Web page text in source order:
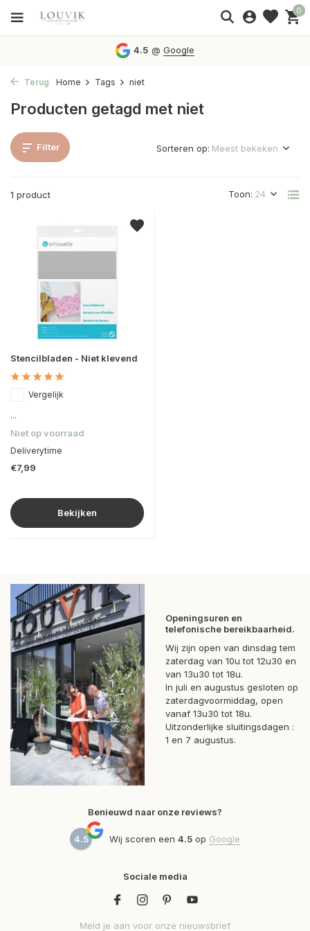
0
4.5 @Google
Terug Home Tags niet
Producten getagd met niet
Filter
1 product Toon:
Sorteren op:
Stencilbladen - Niet klevend
Vergelijk
...
Niet op voorraad
Deliverytime
€7,99
Bekijken
Openingsuren en
telefonische bereikbaarheid.
Wij zijn open van dinsdag tem
zaterdag van 10u tot 12u30 en
van 13u30 tot 18u.
In juli en augustus gesloten op
zaterdagvoormiddag, open
vanaf 13u30 tot 18u.
Uitzonderlijke sluitingsdagen :
1 en 7 augustus.
Benieuwd naar onze reviews?
4.5 Wij scoren een 4.5 op Google
Sociale media
Meld je aan voor onze nieuwsbrief